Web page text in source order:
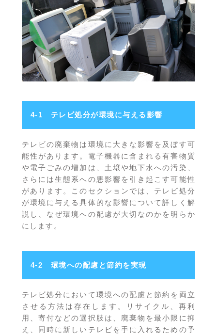
4-1 テレビ処分が環境に与える影響
テレビの廃棄物は環境に大きな影響を及ぼす可
能性があります。電子機器に含まれる有害物質
や電子ごみの増加は、土壌や地下水への汚染、
さらには生態系への悪影響を引き起こす可能性
があります。このセクションでは、テレビ処分
が環境に与える具体的な影響について詳しく解
説し、なぜ環境への配慮が大切なのかを明らか
にします。
4-2 環境への配慮と節約を実現
テレビ処分において環境への配慮と節約を両立
させる方法は存在します。リサイクル、再利
用、寄付などの選択肢は、廃棄物を最小限に抑
え、同時に新しいテレビを手に入れるための予